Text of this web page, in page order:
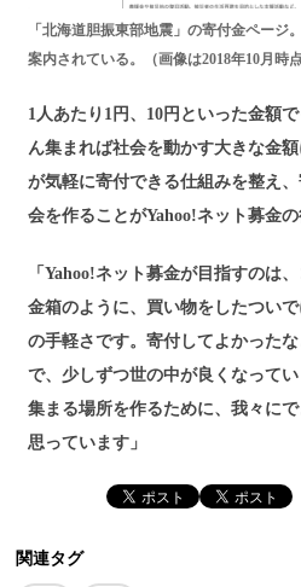
「北海道胆振東部地震」の寄付金ページ
案内されている。（画像は2018年10月時
1人あたり1円、10円といった金額
ん集まれば社会を動かす大きな金
が気軽に寄付できる仕組みを整え
会を作ることがYahoo!ネット募金の
「Yahoo!ネット募金が目指すのは
金箱のように、買い物をしたつい
の手軽さです。寄付してよかった
で、少しずつ世の中が良くなって
集まる場所を作るために、我々に
思っています」
関連タグ